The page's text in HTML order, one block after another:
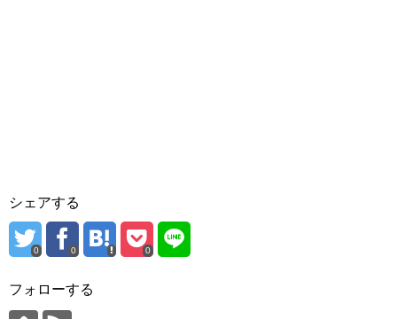
シェアする
0 0 0
フォローする